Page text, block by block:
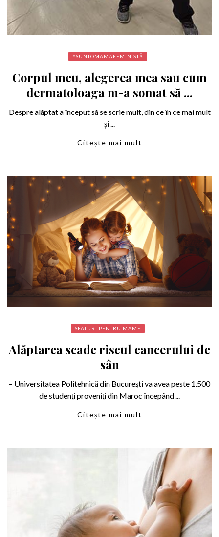
#SUNTOMAMĂFEMINISTĂ
Corpul meu, alegerea mea sau cum
dermatoloaga m-a somat să ...
Despre alăptat a început să se scrie mult, din ce în ce mai mult
și ...
Citește mai mult
SFATURI PENTRU MAME
Alăptarea scade riscul cancerului de
sân
– Universitatea Politehnică din Bucureşti va avea peste 1.500
de studenţi proveniţi din Maroc începând ...
Citește mai mult